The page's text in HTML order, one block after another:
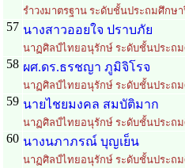
รำวงมาตรฐาน ระดับชั้นประถมศึกษา
57 นางสาวออยใจ ปราบภัย
นาฏศิลป์ไทยอนุรักษ์ ระดับชั้นประถม
58 ผศ.ดร.ธรชญา ภูมิจิโรจ
นาฏศิลป์ไทยอนุรักษ์ ระดับชั้นประถม
59 นายไชยมงคล สมบัติมาก
นาฏศิลป์ไทยอนุรักษ์ ระดับชั้นประถม
60 นางนภาภรณ์ บุญเย็น
นาฏศิลป์ไทยอนุรักษ์ ระดับชั้นประถม